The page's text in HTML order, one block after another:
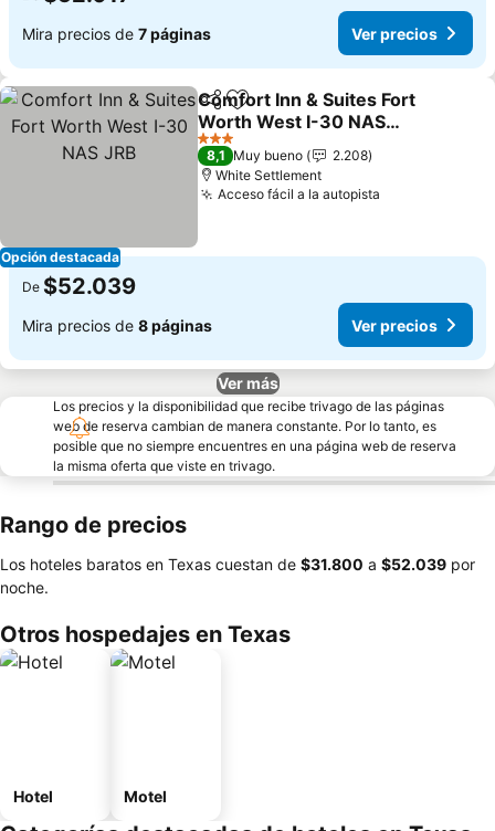
Mira precios de 7 páginas Ver precios
Opción destacada
CompartirAgregar a favoritos
Comfort Inn & Suites Fort
Worth West I-30 NAS
JRB
Ver precios
3 Estrellas
8,1 Muy bueno
2.208
White Settlement
Acceso fácil a la autopista
De $52.039
Mira precios de 8 páginas Ver precios
Ver más
Los precios y la disponibilidad que recibe trivago de las páginas
web de reserva cambian de manera constante. Por lo tanto, es
posible que no siempre encuentres en una página web de reserva
la misma oferta que viste en trivago.
Rango de precios
Los hoteles baratos en Texas cuestan de ‎$31.800 a ‎$52.039 por
noche.
Otros hospedajes en Texas
Hotel Motel